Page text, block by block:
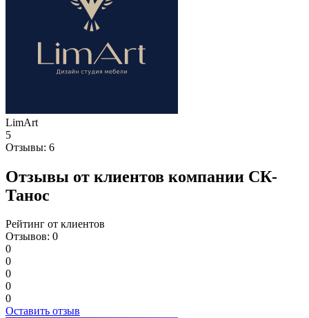
LimArt
5
Отзывы: 6
Отзывы от клиентов компании СК-
Танос
Рейтинг от клиентов
Отзывов: 0
0
0
0
0
0
Оставить отзыв